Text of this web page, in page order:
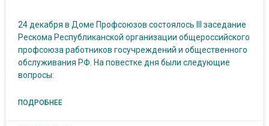
24 декабря в Доме Профсоюзов состоялось III заседание
Рескома Республиканской организации общероссийского
профсоюза работников госучреждений и общественного
обслуживания РФ. На повестке дня были следующие
вопросы:
ПОДРОБНЕЕ